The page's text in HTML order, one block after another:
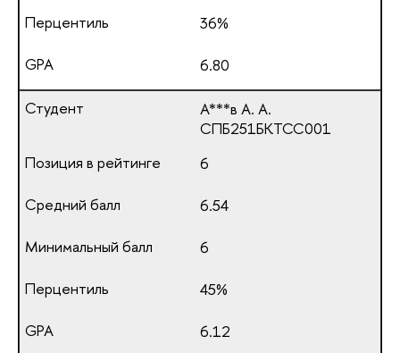
36%
6.80
А***в А. А.
СПБ251БКТСС001
6
6.54
6
45%
6.12